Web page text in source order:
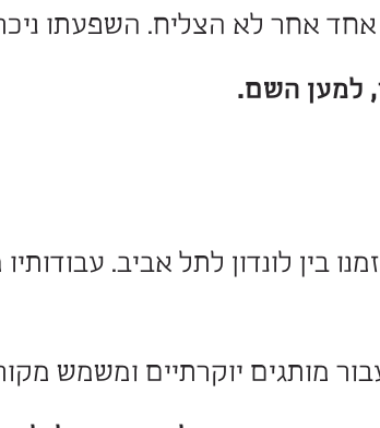
רגישה ומלאת עוצמה.
אמיתית
מאות שירים וצליל אחד
הצליח. השפעתו ניכרת